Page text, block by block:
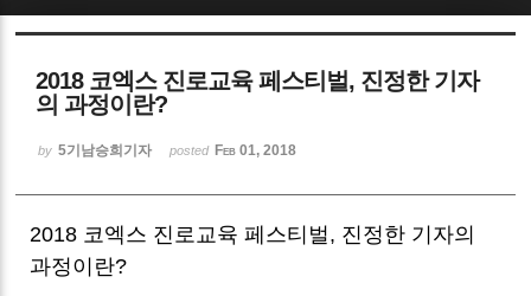
2018 코엑스 진로교육 페스티벌, 진정한 기자
의 과정이란?
by 5기남승희기자 posted Feb 01, 2018
2018 코엑스 진로교육 페스티벌, 진정한 기자의
과정이란?